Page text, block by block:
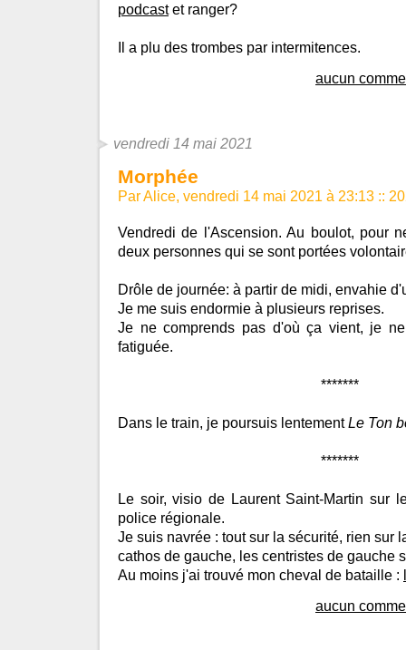
podcastet ranger?
Il a plu des trombes par intermitences.
aucun
vendredi 14 mai 2021
Morphée
Par Alice, vendredi 14 mai 2021 à 23:13 ::
Vendredi de l'Ascension. Au boulot, pour
deux personnes qui se sont portées
Drôle de journée: à partir de midi, envahie
Je me suis endormie à plusieurs reprises.
Je ne comprends pas d'où ça vient, je
fatiguée.
*******
Dans le train, je poursuis lentementLe Ton
*******
Le soir, visio de Laurent Saint-Martin sur
police régionale.
Je suis navrée : tout sur la sécurité, rien sur
cathos de gauche, les centristes de gauche
Au moins j'ai trouvé mon cheval de bataille :
aucun